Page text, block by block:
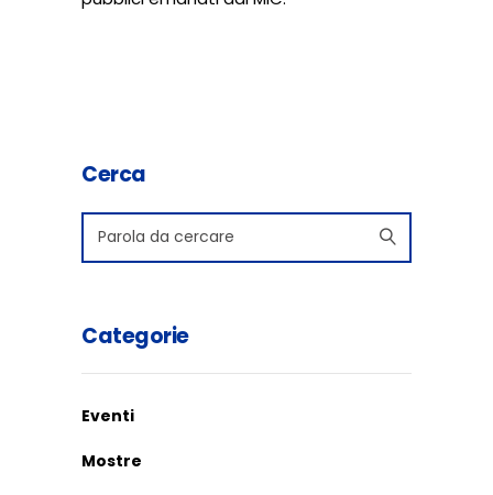
Cerca
Search
for:
Categorie
Eventi
Mostre